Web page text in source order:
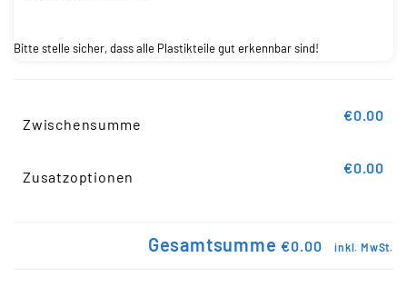
Bitte stelle sicher, dass alle Plastikteile gut erkennbar sind!
Zwischensumme
€0.00
Zusatzoptionen
€0.00
Gesamtsumme €0.00 inkl. MwSt.